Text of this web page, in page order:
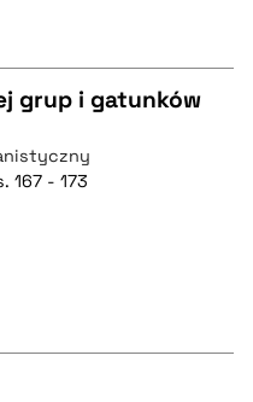
grup i gatunków
167 - 173